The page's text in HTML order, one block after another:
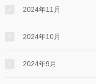
2024年11月
2024年10月
2024年9月